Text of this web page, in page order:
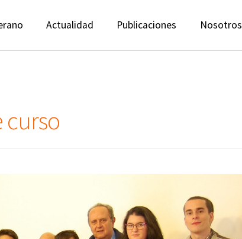
Actualidad Publicaciones Nosotros
curso